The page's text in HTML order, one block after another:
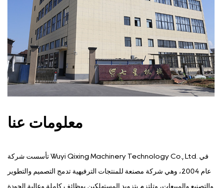
معلومات عنا
تأسست شركة Wuyi Qixing Machinery Technology Co., Ltd. في
عام 2004، وهي شركة مصنعة للمنتجات الترفيهية تدمج التصميم والتطوير
والتصنيع والمبيعات، وتلتزم بتزويد المستهلكين بوظائف كاملة وعالية الجودة